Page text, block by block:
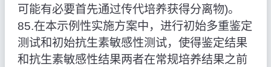
可能有必要首先通过传代培养获得分离物)。
85.在本示例性实施方案中，进行初始多重鉴定
测试和初始抗生素敏感性测试，使得鉴定结果
和抗生素敏感性结果两者在常规培养结果之前